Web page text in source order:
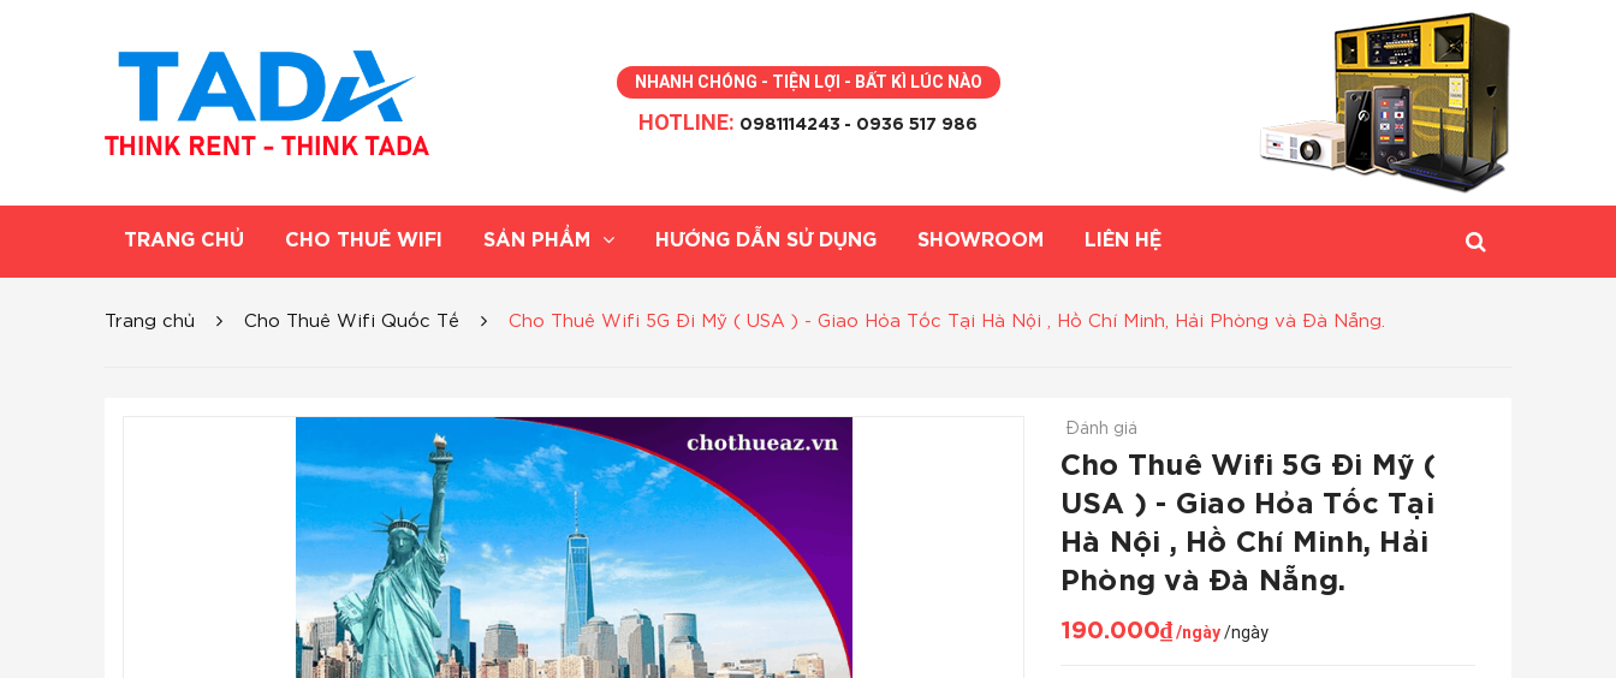
NHANH CHÓNG - TIỆN LỢI - BẤT KÌ LÚC NÀO
HOTLINE: 0981114243 - 0936 517 986
TRANG CHỦ CHO THUÊ WIFI SẢN PHẨM HƯỚNG DẪN SỬ DỤNG SHOWROOM LIÊN HỆ
Trang chủ Cho Thuê Wifi Quốc Tế Cho Thuê Wifi 5G Đi Mỹ ( USA ) - Giao Hỏa Tốc Tại Hà Nội , Hồ Chí Minh, Hải Phòng và Đà Nẵng.
Đánh giá
Cho Thuê Wifi 5G Đi Mỹ (
USA ) - Giao Hỏa Tốc Tại
Hà Nội , Hồ Chí Minh, Hải
Phòng và Đà Nẵng.
190.000₫/ngày/ngày